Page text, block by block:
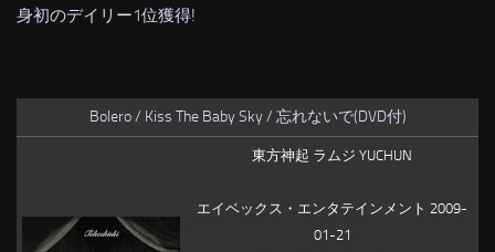
身初のデイリー1位獲得!
Bolero / Kiss The Baby Sky / 忘れないで(DVD付)
東方神起 ラムジ YUCHUN
エイベックス・エンタテインメント 2009-
01-21